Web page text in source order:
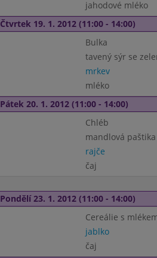
jahodové mléko
Čtvrtek 19. 1. 2012 (11:00 - 14:00)
Bulka
tavený sýr se
mrkev
mléko
Pátek 20. 1. 2012 (11:00 - 14:00)
Chléb
mandlová paštika
rajče
čaj
Pondělí 23. 1. 2012 (11:00 - 14:00)
Cereálie s
jablko
čaj